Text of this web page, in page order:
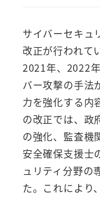
サイバーセキュ
改正が行われて
2021年、2022
バー攻撃の手法
力を強化する内
の改正では、政
の強化、監査機
安全確保支援士
ュリティ分野の
た。これにより